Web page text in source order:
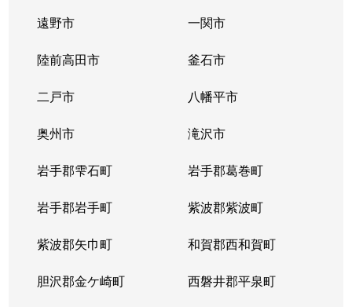
遠野市 一関市
陸前高田市 釜石市
二戸市 八幡平市
奥州市 滝沢市
岩手郡雫石町 岩手郡葛巻町
岩手郡岩手町 紫波郡紫波町
紫波郡矢巾町 和賀郡西和賀町
胆沢郡金ケ崎町 西磐井郡平泉町